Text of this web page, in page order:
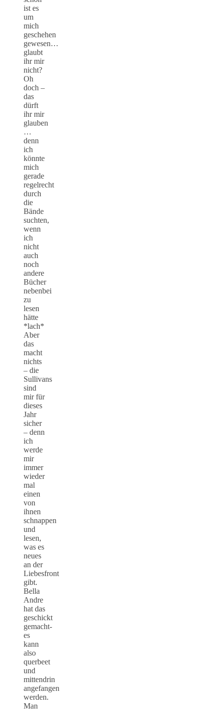
ist es
um
mich
geschehen
gewesen…
glaubt
ihr mir
nicht?
Oh
doch –
das
dürft
ihr mir
glauben
…
denn
ich
könnte
mich
gerade
regelrecht
durch
die
Bände
suchten,
wenn
ich
nicht
auch
noch
andere
Bücher
nebenbei
zu
lesen
hätte
*lach*
Aber
das
macht
nichts
– die
Sullivans
sind
mir für
dieses
Jahr
sicher
– denn
ich
werde
mir
immer
wieder
mal
einen
von
ihnen
schnappen
und
lesen,
was es
neues
an der
Liebesfront
gibt.
Bella
Andre
hat das
geschickt
gemacht-
es
kann
also
querbeet
und
mittendrin
angefangen
werden.
Man